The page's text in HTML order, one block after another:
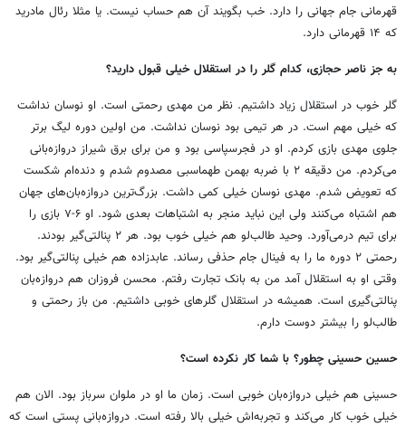
قهرمانی جام جهانی را دارد. خب بگویند آن هم حساب نیست. یا مثلا رئال مادرید
که ۱۴ قهرمانی دارد.
به جز ناصر حجازی، کدام گلر را در استقلال خیلی قبول دارید؟
گلر خوب در استقلال زیاد داشتیم. نظر من مهدی رحمتی است. او نوسان نداشت
که خیلی مهم است. در هر تیمی بود نوسان نداشت. من اولین دوره لیگ برتر
جلوی مهدی بازی کردم. او در فجرسپاسی بود و من برای برق شیراز دروازه‌بانی
می‌کردم. من دقیقه ۲ با ضربه بهمن طهماسبی مصدوم شدم و دنده‌ام شکست
که تعویض شدم. مهدی نوسان خیلی کمی داشت. بزرگ‌ترین دروازه‌بان‌های جهان
هم اشتباه می‌کنند ولی این نباید منجر به اشتباهات بعدی شود. او ۶-۷ بازی را
برای تیم درمی‌آورد. وحید طالب‌لو هم خیلی خوب بود. هر ۲ پنالتی‌گیر بودند.
رحمتی ۲ دوره ما را به فینال جام حذفی رساند. عابدزاده هم خیلی پنالتی‌گیر بود.
وقتی او به استقلال آمد من به بانک تجارت رفتم. محسن فروزان هم دروازه‌بان
پنالتی‌گیری است. همیشه در استقلال گلرهای خوبی داشتیم. من باز رحمتی و
طالب‌لو را بیشتر دوست دارم.
حسین حسینی چطور؟ با شما کار نکرده است؟
حسینی هم خیلی دروازه‌بان خوبی است. زمان ما او در ملوان سرباز بود. الان هم
خیلی خوب کار می‌کند و تجربه‌اش خیلی بالا رفته است. دروازه‌بانی پستی است که